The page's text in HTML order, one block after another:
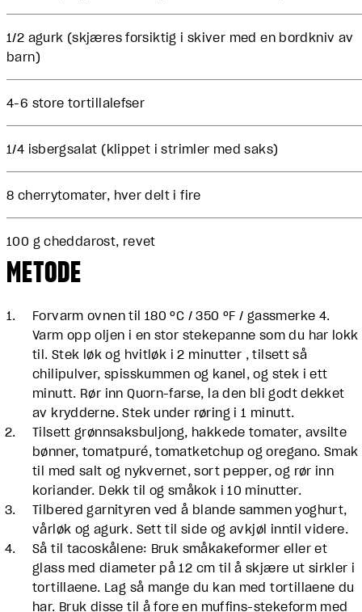
1/2 agurk (skjæres forsiktig i skiver med en bordkniv av
barn)
4-6 store tortillalefser
1/4 isbergsalat (klippet i strimler med saks)
8 cherrytomater, hver delt i fire
100 g cheddarost, revet
METODE
Forvarm ovnen til 180 ºC / 350 ºF / gassmerke 4.
Varm opp oljen i en stor stekepanne som du har lokk
til. Stek løk og hvitløk i 2 minutter , tilsett så
chilipulver, spisskummen og kanel, og stek i ett
minutt. Rør inn Quorn-farse, la den bli godt dekket
av krydderne. Stek under røring i 1 minutt.
Tilsett grønnsaksbuljong, hakkede tomater, avsilte
bønner, tomatpuré, tomatketchup og oregano. Smak
til med salt og nykvernet, sort pepper, og rør inn
koriander. Dekk til og småkok i 10 minutter.
Tilbered garnityren ved å blande sammen yoghurt,
vårløk og agurk. Sett til side og avkjøl inntil videre.
Så til tacoskålene: Bruk småkakeformer eller et
glass med diameter på 12 cm til å skjære ut sirkler i
tortillaene. Lag så mange du kan med tortillaene du
har. Bruk disse til å fore en muffins-stekeform med